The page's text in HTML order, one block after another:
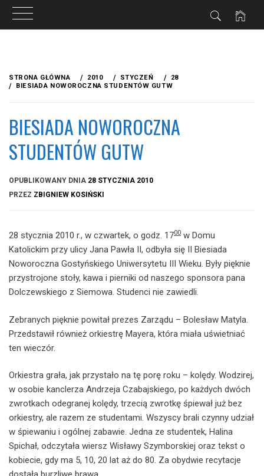
treści
STRONA GŁÓWNA 2010 STYCZEŃ
28
BIESIADA NOWOROCZNA STUDENTÓW GUTW
BIESIADA NOWOROCZNA
STUDENTÓW GUTW
OPUBLIKOWANY DNIA 28 STYCZNIA 2010
PRZEZ ZBIGNIEW KOSIŃSKI
28 stycznia 2010 r., w czwartek, o godz. 1700 w Domu
Katolickim przy ulicy Jana Pawła II, odbyła się II Biesiada
Noworoczna Gostyńskiego Uniwersytetu III Wieku. Były pięknie
przystrojone stoły, kawa i pierniki od naszego sponsora pana
Dolczewskiego z Siemowa. Studenci nie zawiedli.
Zebranych pięknie powitał prezes Zarządu – Bolesław Matyla.
Przedstawił również orkiestrę Mayera, która miała uświetniać
ten wieczór.
Orkiestra grała, jak przystało na tę porę roku – kolędy. Wodzirej,
w osobie kanclerza Andrzeja Czabajskiego, po każdych dwóch
zwrotkach odegranej kolędy, trzecią zwrotkę śpiewał już bez
orkiestry, ale razem ze studentami. Wszyscy brali czynny udział
w śpiewaniu i ogólnej zabawie. Jedna ze studentek, Halina
Spichał, odczytała wiersz Wisławy Szymborskiej oraz tekst o
kobiecie, gdy ma 5, 10, 20 lat aż do 80. Za obydwie recytacje